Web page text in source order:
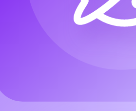
Nano Banana Pro AI
definitiva para geração e edição